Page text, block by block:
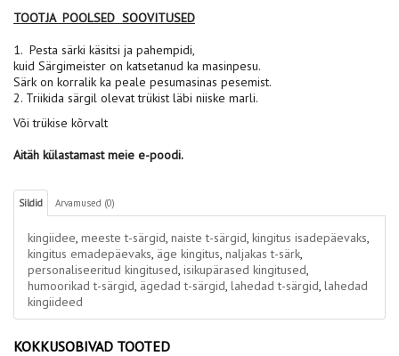
TOOTJA POOLSED SOOVITUSED
1. Pesta särki käsitsi ja pahempidi,
kuid Särgimeister on katsetanud ka masinpesu.
Särk on korralik ka peale pesumasinas pesemist.
2. Triikida särgil olevat trükist läbi niiske marli.
Või trükise kõrvalt
Aitäh külastamast meie e-poodi.
Sildid Arvamused (0)
kingiidee, meeste t-särgid, naiste t-särgid, kingitus isadepäevaks,
kingitus emadepäevaks, äge kingitus, naljakas t-särk,
personaliseeritud kingitused, isikupärased kingitused,
humoorikad t-särgid, ägedad t-särgid, lahedad t-särgid, lahedad
kingiideed
KOKKUSOBIVAD TOOTED